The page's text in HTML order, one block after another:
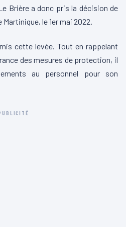
Brière a donc pris la décision de
Martinique, le 1er mai 2022.
cette levée. Tout en rappelant
des mesures de protection, il
au personnel pour son